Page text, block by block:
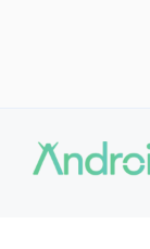
contenuto